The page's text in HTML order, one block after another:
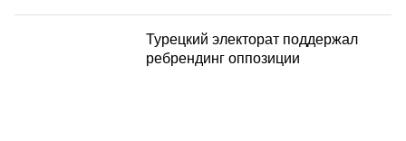
Турецкий электорат поддержал
ребрендинг оппозиции